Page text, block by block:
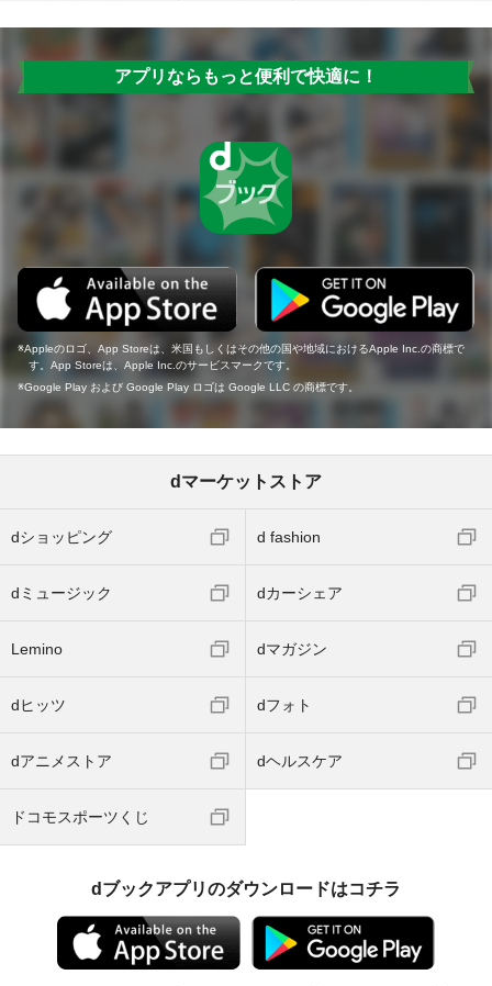
アプリならもっと便利で快適に！
Appleのロゴ、App Storeは、米国もしくはその他の国や地域におけるApple Inc.の商標で
す。App Storeは、Apple Inc.のサービスマークです。
Google Play および Google Play ロゴは Google LLC の商標です。
dマーケットストア
dショッピング d fashion
dミュージック dカーシェア
Lemino dマガジン
dヒッツ dフォト
dアニメストア dヘルスケア
ドコモスポーツくじ
dブックアプリのダウンロードはコチラ